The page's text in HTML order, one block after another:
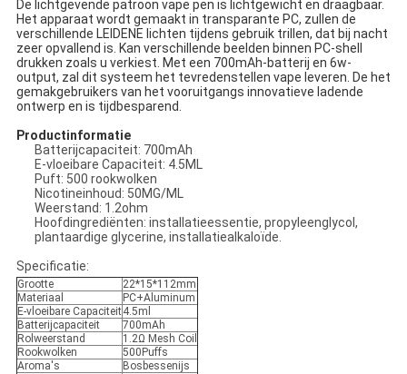
De lichtgevende patroon vape pen is lichtgewicht en draagbaar.
Het apparaat wordt gemaakt in transparante PC, zullen de
verschillende LEIDENE lichten tijdens gebruik trillen, dat bij nacht
zeer opvallend is. Kan verschillende beelden binnen PC-shell
drukken zoals u verkiest. Met een 700mAh-batterij en 6w-
output, zal dit systeem het tevredenstellen vape leveren. De het
gemakgebruikers van het vooruitgangs innovatieve ladende
ontwerp en is tijdbesparend.
Productinformatie
Batterijcapaciteit: 700mAh
E-vloeibare Capaciteit: 4.5ML
Puft: 500 rookwolken
Nicotineinhoud: 50MG/ML
Weerstand: 1.2ohm
Hoofdingrediënten: installatieessentie, propyleenglycol,
plantaardige glycerine, installatiealkaloïde.
Specificatie:
Grootte
22*15*112mm
Materiaal
PC+Aluminum
E-vloeibare Capaciteit4.5ml
Batterijcapaciteit
700mAh
Rolweerstand
1.2Ω Mesh Coil
Rookwolken
500Puffs
Aroma's
Bosbessenijs